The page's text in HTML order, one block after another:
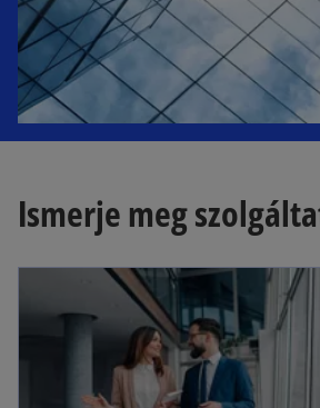
Ismerje meg